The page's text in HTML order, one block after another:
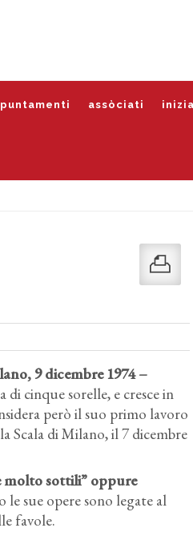
assòciati
9 dicembre 1974 –
di cinque sorelle, e cresce in
però il suo primo lavoro
Scala di Milano, il 7 dicembre
molto sottili” oppure
le sue opere sono legate al
favole.